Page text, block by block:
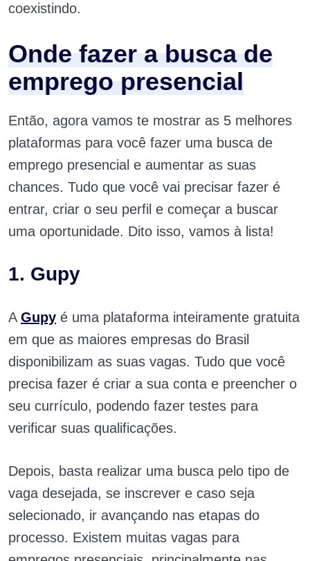
coexistindo.
Onde fazer a busca de
emprego presencial
Então, agora vamos te mostrar as 5 melhores
plataformas para você fazer uma busca de
emprego presencial e aumentar as suas
chances. Tudo que você vai precisar fazer é
entrar, criar o seu perfil e começar a buscar
uma oportunidade. Dito isso, vamos à lista!
1. Gupy
A Gupy é uma plataforma inteiramente gratuita
em que as maiores empresas do Brasil
disponibilizam as suas vagas. Tudo que você
precisa fazer é criar a sua conta e preencher o
seu currículo, podendo fazer testes para
verificar suas qualificações.
Depois, basta realizar uma busca pelo tipo de
vaga desejada, se inscrever e caso seja
selecionado, ir avançando nas etapas do
processo. Existem muitas vagas para